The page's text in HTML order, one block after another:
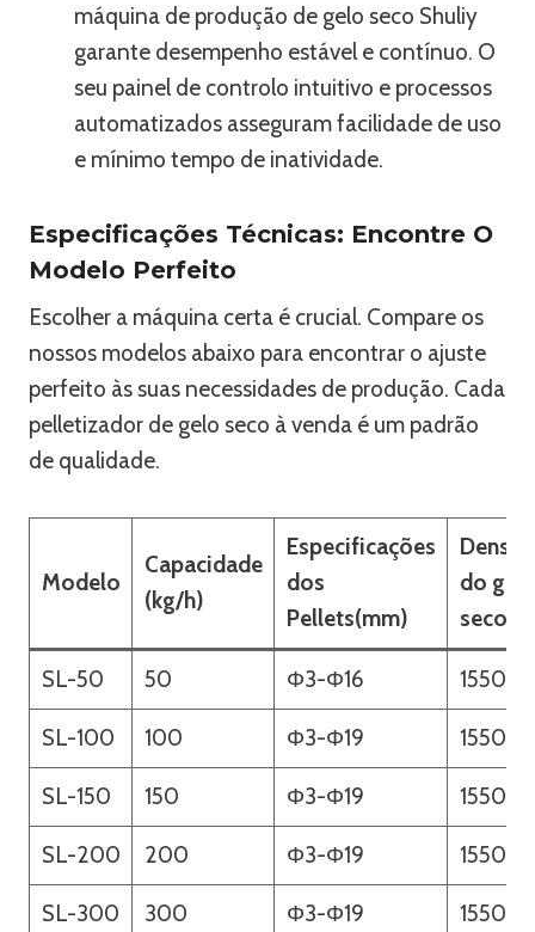
máquina de produção de gelo seco Shuliy
garante desempenho estável e contínuo. O
seu painel de controlo intuitivo e processos
automatizados asseguram facilidade de uso
e mínimo tempo de inatividade.
Especificações Técnicas: Encontre O
Modelo Perfeito
Escolher a máquina certa é crucial. Compare os
nossos modelos abaixo para encontrar o ajuste
perfeito às suas necessidades de produção. Cada
pelletizador de gelo seco à venda é um padrão
de qualidade.
Modelo
Capacidade
(kg/h)
Especificações
dos
Pellets(mm)
do
SL-50 50 Φ3-Φ16 1550
SL-100 100 Φ3-Φ19 1550
SL-150 150 Φ3-Φ19 1550
SL-200 200 Φ3-Φ19 1550
SL-300 300 Φ3-Φ19 1550